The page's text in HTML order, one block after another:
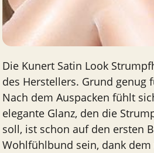
Die Kunert Satin Look
des Herstellers. Grund genug
Nach dem Auspacken fühlt
elegante Glanz, den die
soll, ist schon auf den ersten
Wohlfühlbund sein, dank